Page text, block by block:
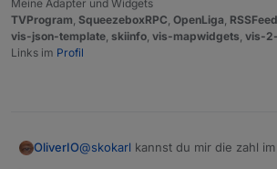
Meine Adapter und Widgets
TVProgram, SqueezeboxRPC, OpenLiga, RSSFeed
vis-json-template, skiinfo, vis-mapwidgets, vis-
Links im Profil
OliverIO@skokarl kannst du mir die zahl